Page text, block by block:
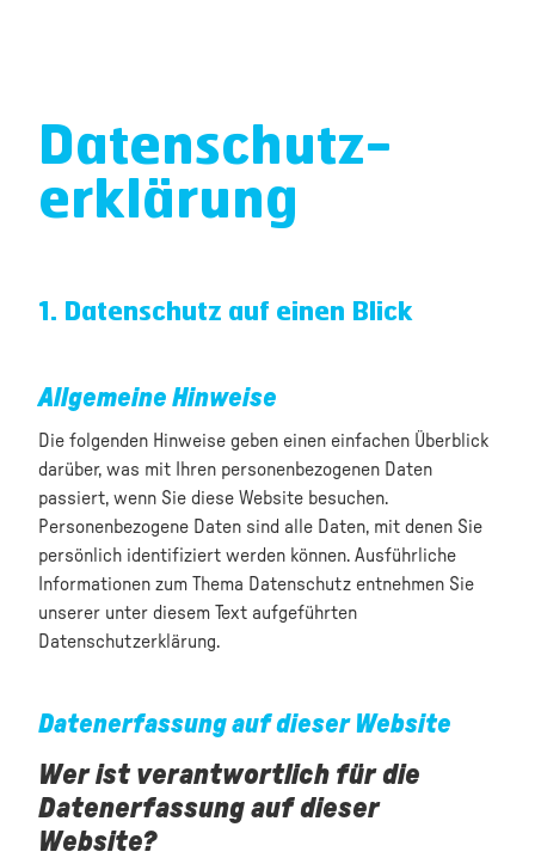
Datenschutz­
erklärung
1. Datenschutz auf einen Blick
Allgemeine Hinweise
Die folgenden Hinweise geben einen einfachen Überblick
darüber, was mit Ihren personenbezogenen Daten
passiert, wenn Sie diese Website besuchen.
Personenbezogene Daten sind alle Daten, mit denen Sie
persönlich identifiziert werden können. Ausführliche
Informationen zum Thema Datenschutz entnehmen Sie
unserer unter diesem Text aufgeführten
Datenschutzerklärung.
Datenerfassung auf dieser Website
Wer ist verantwortlich für die
Datenerfassung auf dieser
Website?